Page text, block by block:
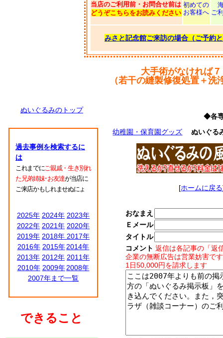
当店のご利用前・お問合せ前は
どうぞこちらをお読みください
初めての
お客様へ ご
みさと記念館ご来訪の場合（ご予約
大手術がなければ
（若干の縫製修復処置＋
ぬいぐるみのトップ
過去事例を検索するに
は
これまでにご親戚・生き別れ
た兄弟姉妹･お友達が当店に
ご来店かもしれませぬにょ
2025年 2024年 2023年
2022年 2021年 2020年
2019年 2018年 2017年
2016年 2015年 2014年
2013年 2012年 2011年
2010年 2009年 2008年
2007年まで一覧
できること
◆各
幼稚園・保育園グッズ
ぬいぐる
[ホームに戻る
おなまえ
Ｅメール
タイトル
コメント 返信は各記事の「返
企業の無断広告は営業妨害で
1日50,000円を請求します